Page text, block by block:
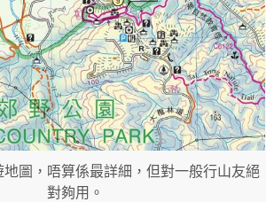
圖，唔算係最詳細，但對一般行山友絕
對夠用。